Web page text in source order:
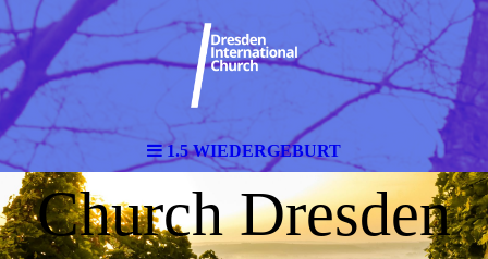
1.5 WIEDERGEBURT
Church Dresden